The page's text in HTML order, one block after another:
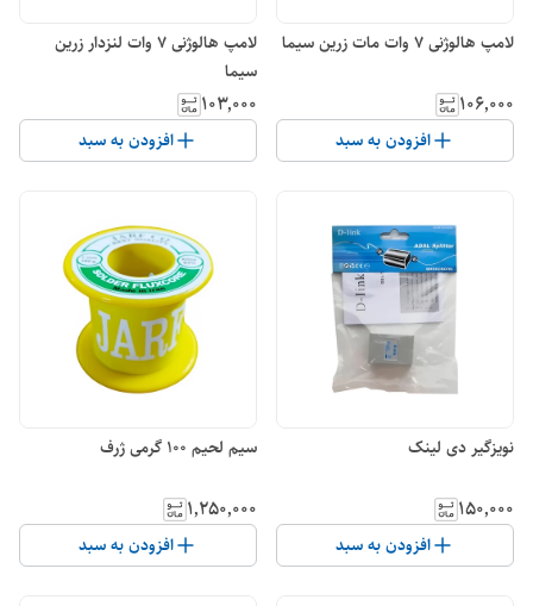
لامپ هالوژنی 7 وات مات زرین سیما
۱۰۶٬۰۰۰
افزودن به سبد
لامپ هالوژنی 7 وات لنزدار زرین
سیما
۱۰۳٬۰۰۰
افزودن به سبد
نویزگیر دی لینک
۱۵۰٬۰۰۰
افزودن به سبد
سیم لحیم 100 گرمی ژرف
۱٬۲۵۰٬۰۰۰
افزودن به سبد